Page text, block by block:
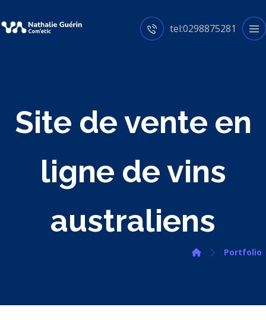
tel:0298875281
Site de vente en
ligne de vins
australiens
Portfolio